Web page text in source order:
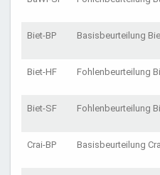
Biet-BP Basisbeurteilung
Biet-HF Fohlenbeurteilung
Biet-SF Fohlenbeurteilung
Crai-BP Basisbeurteilung